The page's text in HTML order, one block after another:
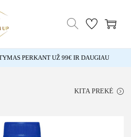
PERKANT UŽ 99€ IR DAUGIAU
KITA PREKĖ